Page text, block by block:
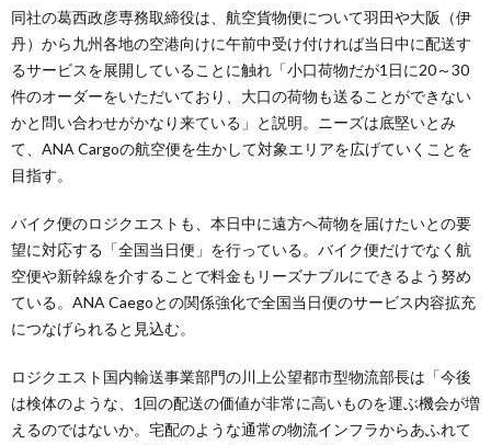
同社の葛西政彦専務取締役は、航空貨物便について羽田や大阪（伊
丹）から九州各地の空港向けに午前中受け付ければ当日中に配送す
るサービスを展開していることに触れ「小口荷物だが1日に20～30
件のオーダーをいただいており、大口の荷物も送ることができない
かと問い合わせがかなり来ている」と説明。ニーズは底堅いとみ
て、ANA Cargoの航空便を生かして対象エリアを広げていくことを
目指す。
バイク便のロジクエストも、本日中に遠方へ荷物を届けたいとの要
望に対応する「全国当日便」を行っている。バイク便だけでなく航
空便や新幹線を介することで料金もリーズナブルにできるよう努め
ている。ANA Caegoとの関係強化で全国当日便のサービス内容拡充
につなげられると見込む。
ロジクエスト国内輸送事業部門の川上公望都市型物流部長は「今後
は検体のような、1回の配送の価値が非常に高いものを運ぶ機会が増
えるのではないか。宅配のような通常の物流インフラからあふれて